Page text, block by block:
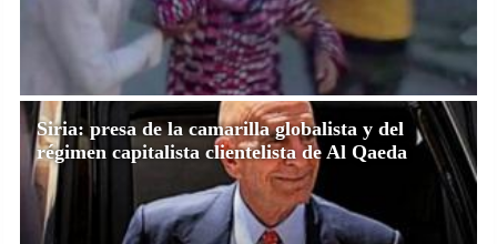
Siria: presa de la camarilla globalista y del
régimen capitalista clientelista de Al Qaeda